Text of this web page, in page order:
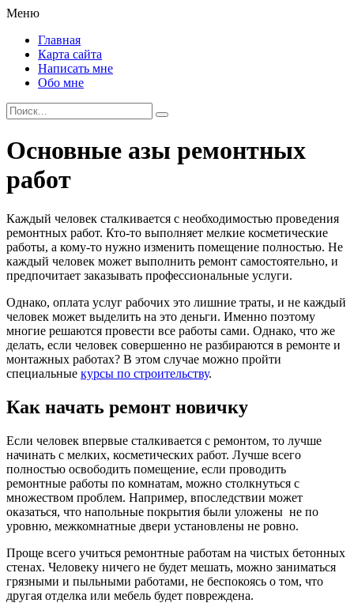
Меню
Главная
Карта сайта
Написать мне
Обо мне
Основные азы ремонтных
работ
Каждый человек сталкивается с необходимостью проведения
ремонтных работ. Кто-то выполняет мелкие косметические
работы, а кому-то нужно изменить помещение полностью. Не
каждый человек может выполнить ремонт самостоятельно, и
предпочитает заказывать профессиональные услуги.
Однако, оплата услуг рабочих это лишние траты, и не каждый
человек может выделить на это деньги. Именно поэтому
многие решаются провести все работы сами. Однако, что же
делать, если человек совершенно не разбираются в ремонте и
монтажных работах? В этом случае можно пройти
специальные курсы по строительству.
Как начать ремонт новичку
Если человек впервые сталкивается с ремонтом, то лучше
начинать с мелких, косметических работ. Лучше всего
полностью освободить помещение, если проводить
ремонтные работы по комнатам, можно столкнуться с
множеством проблем. Например, впоследствии может
оказаться, что напольные покрытия были уложены не по
уровню, межкомнатные двери установлены не ровно.
Проще всего учиться ремонтные работам на чистых бетонных
стенах. Человеку ничего не будет мешать, можно заниматься
грязными и пыльными работами, не беспокоясь о том, что
другая отделка или мебель будет повреждена.